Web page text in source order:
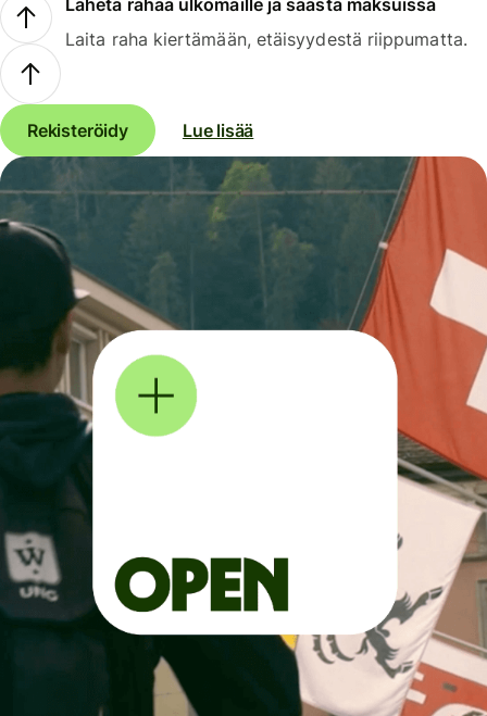
Lähetä rahaa ulkomaille ja säästä maksuissa
Laita raha kiertämään, etäisyydestä riippumatta.
Rekisteröidy Lue lisää